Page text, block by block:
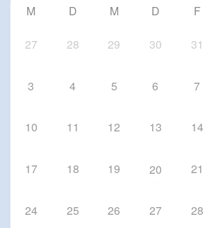
8 Okt. 26
M D M D F
27 28 29 30 31
3 4 5 6 7
10 11 12 13 14
17 18 19 20 21
24 25 26 27 28